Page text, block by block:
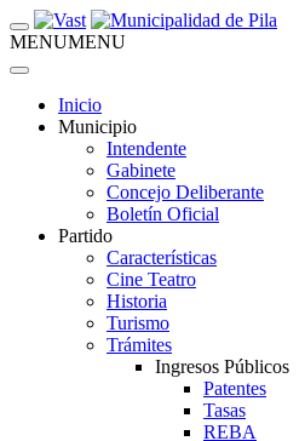
MENUMENU
Inicio
Municipio
Intendente
Gabinete
Concejo Deliberante
Boletín Oficial
Partido
Características
Cine Teatro
Historia
Turismo
Trámites
Ingresos Públicos
Patentes
Tasas
REBA